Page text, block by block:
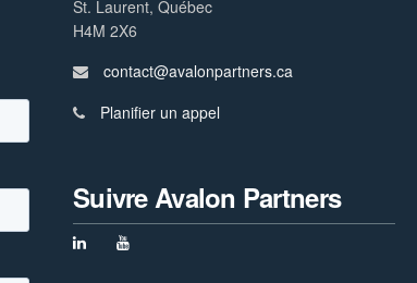
St. Laurent, Québec
H4M 2X6
contact@avalonpartners.ca
Planifier un appel
Suivre Avalon Partners